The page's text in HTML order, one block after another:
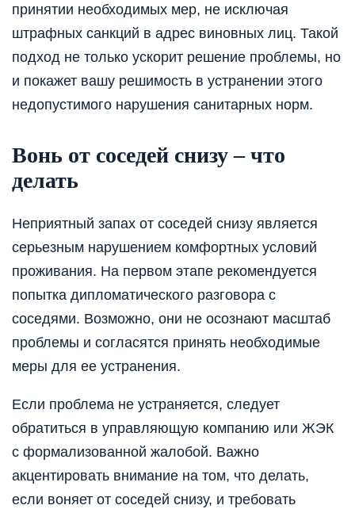
принятии необходимых мер, не исключая
штрафных санкций в адрес виновных лиц. Такой
подход не только ускорит решение проблемы, но
и покажет вашу решимость в устранении этого
недопустимого нарушения санитарных норм.
Вонь от соседей снизу – что
делать
Неприятный запах от соседей снизу является
серьезным нарушением комфортных условий
проживания. На первом этапе рекомендуется
попытка дипломатического разговора с
соседями. Возможно, они не осознают масштаб
проблемы и согласятся принять необходимые
меры для ее устранения.
Если проблема не устраняется, следует
обратиться в управляющую компанию или ЖЭК
с формализованной жалобой. Важно
акцентировать внимание на том, что делать,
если воняет от соседей снизу, и требовать